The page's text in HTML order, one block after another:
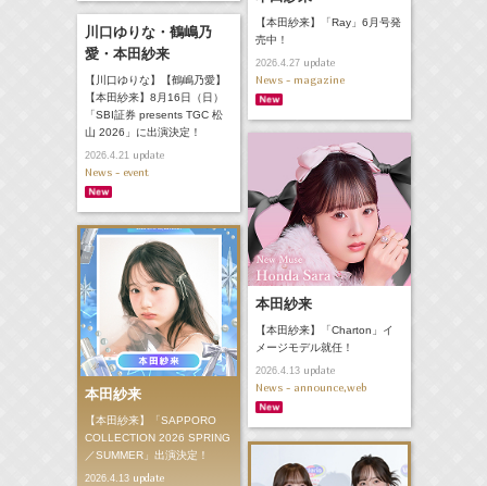
【本田紗来】「Ray」6月号発
売中！
2026.4.27update
News - magazine
川口ゆりな・鶴嶋乃
愛・本田紗来
【川口ゆりな】【鶴嶋乃愛】
【本田紗来】8月16日（日）
「SBI証券 presents TGC 松
山 2026」に出演決定！
2026.4.21update
News - event
本田紗来
【本田紗来】「Charton」イ
メージモデル就任！
2026.4.13update
News - announce,web
本田紗来
【本田紗来】「SAPPORO
COLLECTION 2026 SPRING
／SUMMER」出演決定！
2026.4.13update